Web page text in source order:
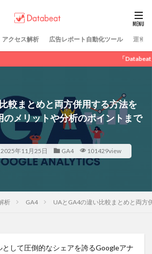
アクセス解析 広告レポート自動化ツール 運営
「Databeat」にてWEBマーケテ
較まとめと両方併用する方法を
のメリットや分析のポイントまで
2025年11月25日 GA4 101429view
析 GA4 UAとGA4の違い比較まとめと両方
として圧倒的なシェアを誇るGoogleアナ
LINE広告
SNS広告
告
ディスプレイ広告
動画広告
広告運用代行
検索